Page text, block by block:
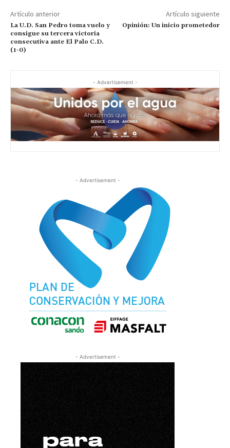
Artículo anterior
La U.D. San Pedro toma vuelo y
consigue su tercera victoria
consecutiva ante El Palo C.D.
(1-0)
Artículo siguiente
Opinión: Un inicio prometedor
- Advertisement -
- Advertisement -
- Advertisement -